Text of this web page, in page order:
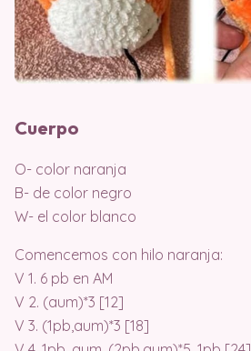
Cuerpo
O- color naranja
B- de color negro
W- el color blanco
Comencemos con hilo naranja:
V 1. 6 pb en AM
V 2. (aum)*3 [12]
V 3. (1pb,aum)*3 [18]